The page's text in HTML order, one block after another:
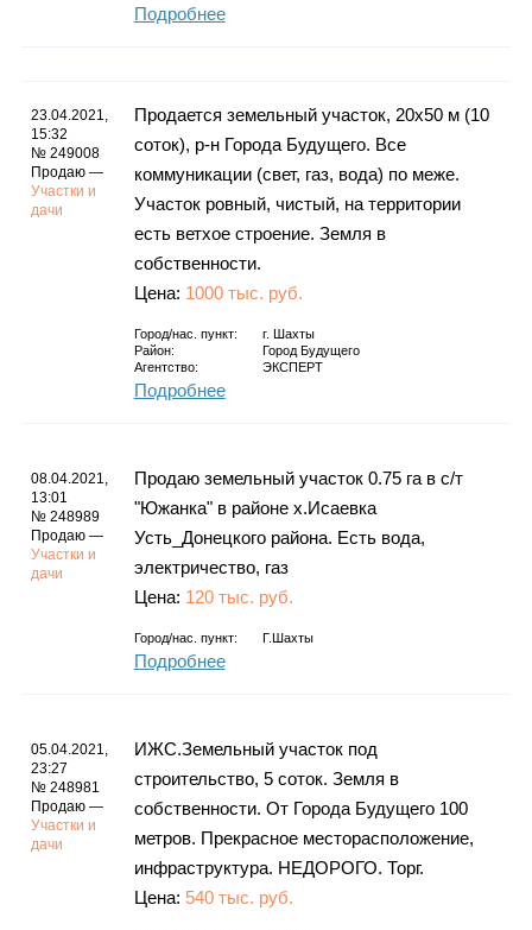
Подробнее
23.04.2021,
15:32
№ 249008
Продаю —
Участки и
дачи
Продается земельный участок, 20х50 м (10
соток), р-н Города Будущего. Все
коммуникации (свет, газ, вода) по меже.
Участок ровный, чистый, на территории
есть ветхое строение. Земля в
собственности.
Цена: 1000 тыс. руб.
Город/нас. пункт: г.
Шахты
Район:
Город Будущего
Агентство:
ЭКСПЕРТ
Подробнее
08.04.2021,
13:01
№ 248989
Продаю —
Участки и
дачи
Продаю земельный участок 0.75 га в с/т
"Южанка" в районе х.Исаевка
Усть_Донецкого района. Есть вода,
электричество, газ
Цена: 120 тыс. руб.
Город/нас. пункт: Г.Шахты
Подробнее
05.04.2021,
23:27
№ 248981
Продаю —
Участки и
дачи
ИЖС.Земельный участок под
строительство, 5 соток. Земля в
собственности. От Города Будущего 100
метров. Прекрасное месторасположение,
инфраструктура. НЕДОРОГО. Торг.
Цена: 540 тыс. руб.